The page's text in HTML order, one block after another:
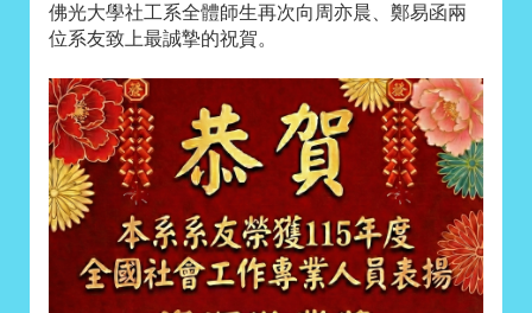
佛光大學社工系全體師生再次向周亦晨、鄭易函兩
位系友致上最誠摯的祝賀。